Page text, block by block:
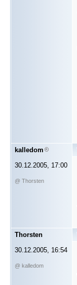
kalledom
30.12.2005, 17:00
@ Thorsten
Thorsten
30.12.2005, 16:54
@ kalledom